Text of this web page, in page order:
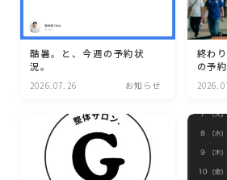
酷暑。と、今週の予約状
況。
2026.07.26 お知らせ
終わ
の予